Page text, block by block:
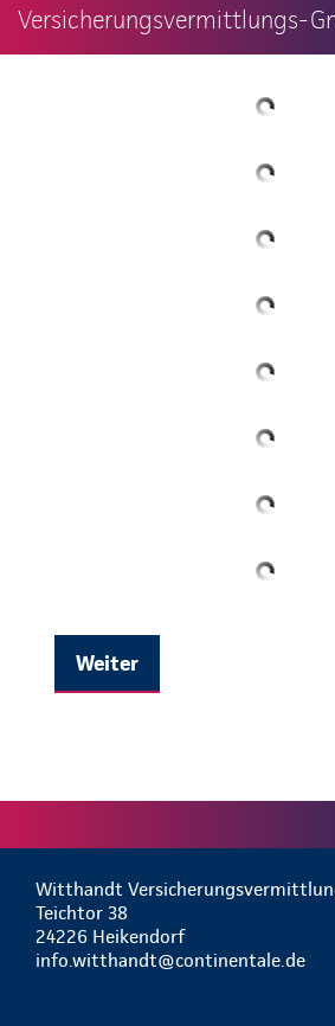
Versicherungsvermittlungs-
Weiter
Witthandt
Teichtor 38
24226 Heikendorf
info.witthandt@continentale.de